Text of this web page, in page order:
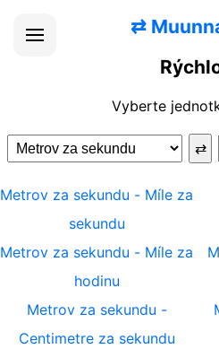
⇄
Vyberte
⇄
Metrov za sekundu - Míle za
sekundu
Metrov za sekundu - Míle za
hodinu
Metrov za sekundu -
Centimetre za sekundu